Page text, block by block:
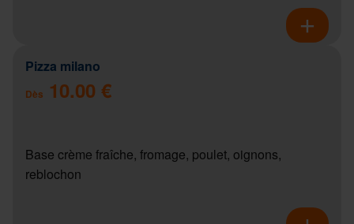
Pizza milano
Dès 10.00 €
Base crème fraîche, fromage, poulet, oignons,
reblochon